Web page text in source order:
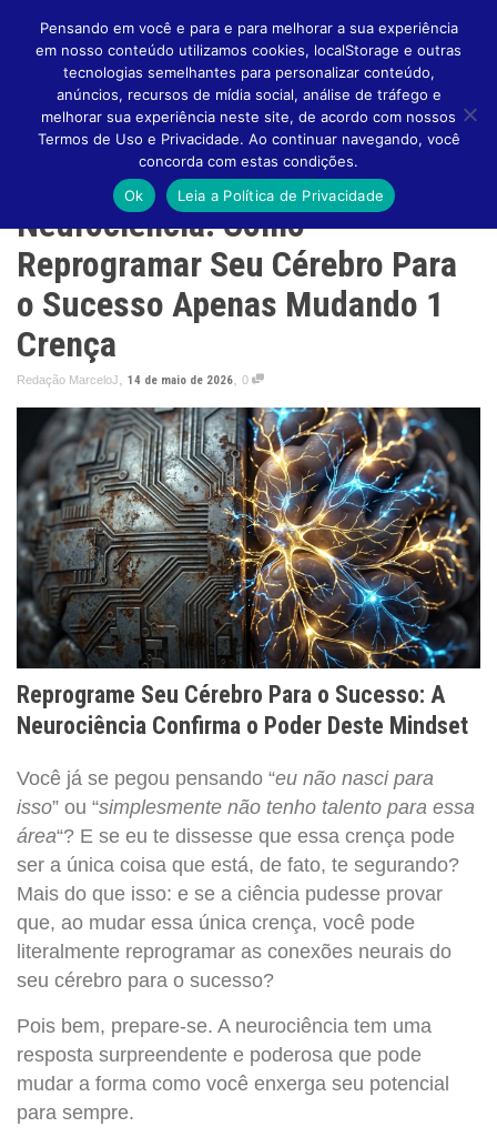
Neurociência: Como
Reprogramar Seu Cérebro Para
o Sucesso Apenas Mudando 1
Crença
Redação MarceloJ 14 de maio de 2026 0
Reprograme Seu Cérebro Para o Sucesso: A
Neurociência Confirma o Poder Deste Mindset
Você já se pegou pensando “eu não nasci para
isso” ou “simplesmente não tenho talento para essa
área“? E se eu te dissesse que essa crença pode
ser a única coisa que está, de fato, te segurando?
Mais do que isso: e se a ciência pudesse provar
que, ao mudar essa única crença, você pode
literalmente reprogramar as conexões neurais do
seu cérebro para o sucesso?
Pois bem, prepare-se. A neurociência tem uma
resposta surpreendente e poderosa que pode
mudar a forma como você enxerga seu potencial
para sempre.
Pensando em você e para e para melhorar a sua experiência
em nosso conteúdo utilizamos cookies, localStorage e outras
tecnologias semelhantes para personalizar conteúdo,
anúncios, recursos de mídia social, análise de tráfego e
melhorar sua experiência neste site, de acordo com nossos
Termos de Uso e Privacidade. Ao continuar navegando, você
concorda com estas condições.
Ok
Leia a Política de Privacidade